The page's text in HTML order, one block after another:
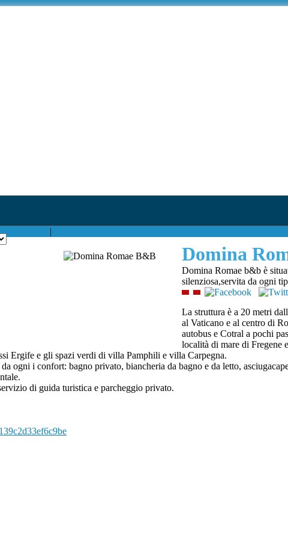
|
Domina
Domina Romae b&b è
silenziosa,servita da ogni
La struttura è a 20 metri
al Vaticano e al centro di
autobus e Cotral a pochi
località di mare di Fregene
Ergife e gli spazi verdi di villa Pamphili e villa Carpegna.
ogni i confort: bagno privato, biancheria da bagno e da letto,
di guida turistica e parcheggio privato.